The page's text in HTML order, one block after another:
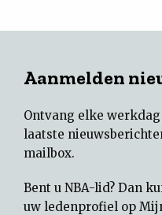
Aanmelden
Ontvang elke
laatste
mailbox.
Bent u NBA-lid? Dan
uw ledenprofiel op